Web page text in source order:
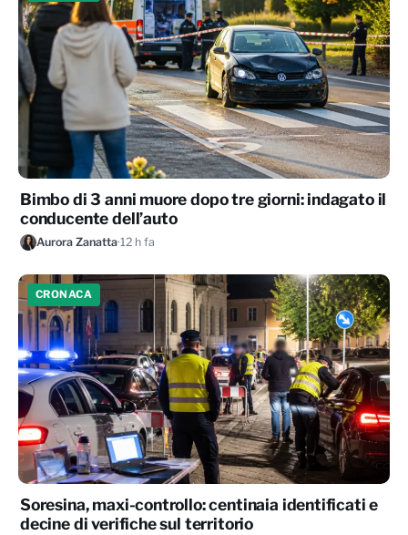
Bimbo di 3 anni muore dopo tre giorni: indagato il
conducente dell’auto
Aurora Zanatta·12 h fa
CRONACA
Soresina, maxi-controllo: centinaia identificati e
decine di verifiche sul territorio